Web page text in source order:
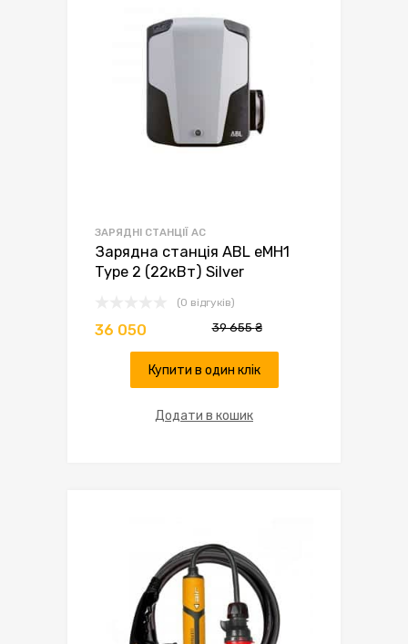
ЗАРЯДНІ СТАНЦІЇ AC
Зарядна станція ABL eMH1
Type 2 (22кВт) Silver
(0 відгуків)
39 655₴
36 050
Купити в один клік
Додати в кошик